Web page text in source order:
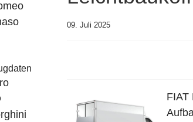
09. Juli 2025
FIAT